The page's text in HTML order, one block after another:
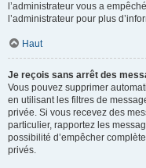
l’administrateur vous a
l’administrateur pour plus
Haut
Je reçois sans arrêt des
Vous pouvez supprimer
en utilisant les filtres de
privée. Si vous recevez des
particulier, rapportez les
possibilité d’empêcher
privés.